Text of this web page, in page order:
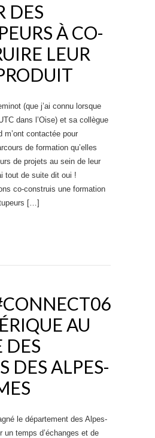
DES
À CO-
LEUR
(que j’ai connu lorsque
dans l’Oise) et sa collègue
m’ont contactée pour
de formation qu’elles
de projets au sein de leur
tout de suite dit oui !
co-construis une formation
[…]
AU
DES
DES ALPES-
le département des Alpes-
un temps d’échanges et de